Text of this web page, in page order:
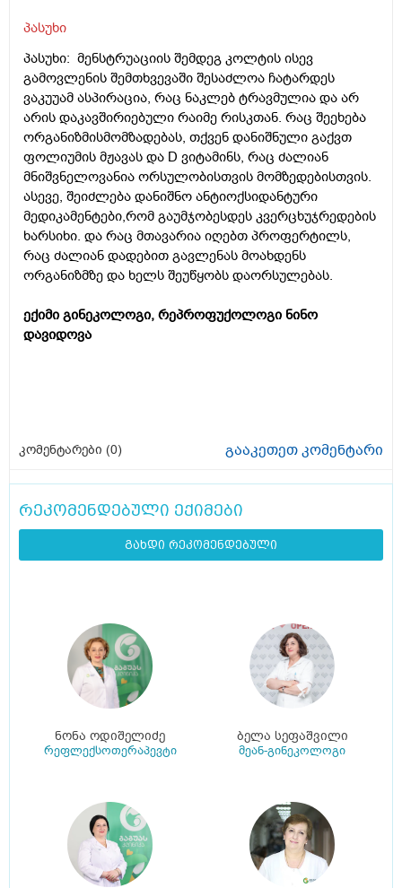
პასუხი
პასუხი: მენსტრუაციის შემდეგ კოლტის ისევ
გამოვლენის შემთხვევაში შესაძლოა ჩატარდეს
ვაკუუამ ასპირაცია, რაც ნაკლებ ტრავმულია და არ
არის დაკავშირიებული რაიმე რისკთან. რაც შეეხება
ორგანიზმისმომზადებას, თქვენ დანიშნული გაქვთ
ფოლიუმის მჟავას და D ვიტამინს, რაც ძალიან
მნიშვნელოვანია ორსულობისთვის მომზედებისთვის.
ასევე, შეიძლება დანიშნო ანტიოქსიდანტური
მედიკამენტები,რომ გაუმჯობესდეს კვერცხუჯრედების
ხარსიხი. და რაც მთავარია იღებთ პროფერტილს,
რაც ძალიან დადებით გავლენას მოახდენს
ორგანიზმზე და ხელს შეუწყობს დაორსულებას.
ექიმი გინეკოლოგი, რეპროფუქოლოგი ნინო
დავიდოვა
კომენტარები (0) გააკეთეთ კომენტარი
რეკომენდებული ექიმები
გახდი რეკომენდებული
ნონა ოდიშელიძე
რეფლექსოთერაპევტი
ბელა სეფაშვილი
მეან-გინეკოლოგი